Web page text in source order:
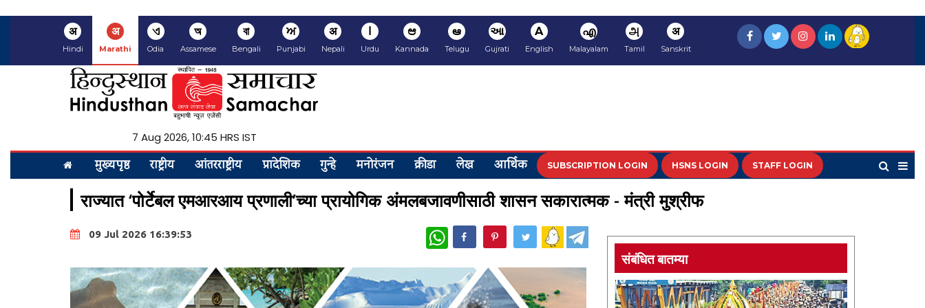
अ
Hindi
अ
Marathi
ଏ
Odia
অ
Assamese
বা
Bengali
ਅ
Punjabi
अ
Nepali
ا
Urdu
ಆ
Kannada
ఆ
Telugu
આ
Gujrati
A
English
എ
Malayalam
அ
Tamil
अ
Sanskrit
7 Aug 2026, 10:45 HRS IST
मुख्यपृष्ठ राष्ट्रीय आंतरराष्ट्रीय प्रादेशिक गुन्हे मनोरंजन क्रीडा लेख आर्थिक SUBSCRIPTION LOGIN HSNS LOGIN STAFF LOGIN
राज्यात ‘पोर्टेबल एमआरआय प्रणाली’च्या प्रायोगिक अंमलबजावणीसाठी शासन सकारात्मक - मंत्री मुश्रीफ
09 Jul 2026 16:39:53 WhatsApp
संबंधित बातम्या